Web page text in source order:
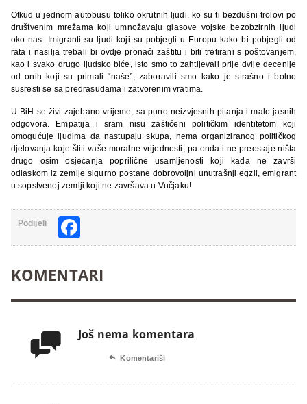
Otkud u jednom autobusu toliko okrutnih ljudi, ko su ti bezdušni trolovi po
društvenim mrežama koji umnožavaju glasove vojske bezobzirnih ljudi
oko nas. Imigranti su ljudi koji su pobjegli u Europu kako bi pobjegli od
rata i nasilja trebali bi ovdje pronaći zaštitu i biti tretirani s poštovanjem,
kao i svako drugo ljudsko biće, isto smo to zahtijevali prije dvije decenije
od onih koji su primali “naše”, zaboravili smo kako je strašno i bolno
susresti se sa predrasudama i zatvorenim vratima.
U BiH se živi zajebano vrijeme, sa puno neizvjesnih pitanja i malo jasnih
odgovora. Empatija i sram nisu zaštićeni političkim identitetom koji
omogućuje ljudima da nastupaju skupa, nema organiziranog političkog
djelovanja koje štiti vaše moralne vrijednosti, pa onda i ne preostaje ništa
drugo osim osjećanja poprilične usamljenosti koji kada ne završi
odlaskom iz zemlje sigurno postane dobrovoljni unutrašnji egzil, emigrant
u sopstvenoj zemlji koji ne završava u Vučjaku!
Podijeli
KOMENTARI
 Još nema komentara
 Komentariši